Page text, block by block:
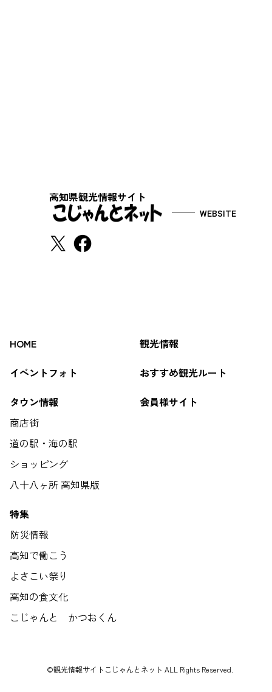
高知県観光情報サイト
WEBSITE
HOME
観光情報
イベントフォト
おすすめ観光ルート
タウン情報
商店街
道の駅・海の駅
ショッピング
八十八ヶ所 高知県版
会員様サイト
特集
防災情報
高知で働こう
よさこい祭り
高知の食文化
こじゃんと かつおくん
©観光情報サイトこじゃんとネット ALL Rights Reserved.